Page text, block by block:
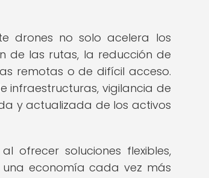
drones no solo acelera los
de las rutas, la reducción de
remotas o de difícil acceso.
infraestructuras, vigilancia de
y actualizada de los activos
ofrecer soluciones flexibles,
economía cada vez más